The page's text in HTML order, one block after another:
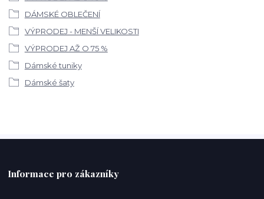
DÁMSKÉ OBLEČENÍ
VÝPRODEJ - MENŠÍ VELIKOSTI
VÝPRODEJ AŽ O 75 %
Dámské tuniky
Dámské šaty
Informace pro zákazníky